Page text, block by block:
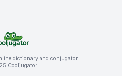
dictionary and conjugator.
Cooljugator